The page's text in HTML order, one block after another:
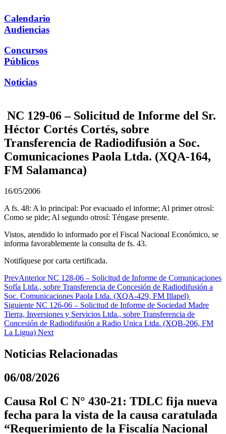
Calendario
Audiencias
Concursos
Públicos
Noticias
NC 129-06 – Solicitud de Informe del Sr.
Héctor Cortés Cortés, sobre
Transferencia de Radiodifusión a Soc.
Comunicaciones Paola Ltda. (XQA-164,
FM Salamanca)
16/05/2006
A fs. 48: A lo principal: Por evacuado el informe; Al primer otrosí:
Como se pide; Al segundo otrosí: Téngase presente.
Vistos, atendido lo informado por el Fiscal Nacional Económico, se
informa favorablemente la consulta de fs. 43.
Notifíquese por carta certificada.
PrevAnteriorNC 128-06 – Solicitud de Informe de Comunicaciones
Sofía Ltda., sobre Transferencia de Concesión de Radiodifusión a
Soc. Comunicaciones Paola Ltda. (XQA-429, FM Illapel)
Siguiente NC 126-06 – Solicitud de Informe de Sociedad Madre
Tierra, Inversiones y Servicios Ltda., sobre Transferencia de
Concesión de Radiodifusión a Radio Unica Ltda. (XQB-206, FM
La Ligua) Next
Noticias Relacionadas
06/08/2026
Causa Rol C N° 430-21: TDLC fija nueva
fecha para la vista de la causa caratulada
“Requerimiento de la Fiscalía Nacional